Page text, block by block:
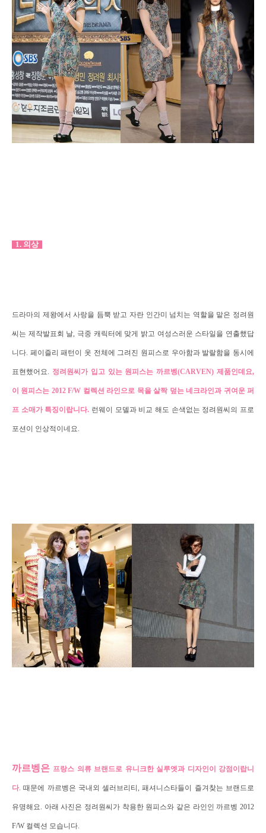
1. 의상
드라마의 제왕에서 사랑을 듬뿍 받고 자란 인간미 넘치는 역할을 맡은 정려원
씨는 제작발표회 날, 극중 캐릭터에 맞게 밝고 여성스러운 스타일을 연출했답
니다. 페이즐리 패턴이 옷 전체에 그려진 원피스로 우아함과 발랄함을 동시에
표현했어요. 정려원씨가 입고 있는 원피스는 까르벵(CARVEN) 제품인데요,
이 원피스는 2012 F/W 컬렉션 라인으로 목을 살짝 덮는 네크라인과 귀여운 퍼
프 소매가 특징이랍니다. 런웨이 모델과 비교 해도 손색없는 정려원씨의 프로
포션이 인상적이네요.
까르벵은 프랑스 의류 브랜드로 유니크한 실루엣과 디자인이 강점이랍니
다. 때문에 까르벵은 국내외 셀러브리티, 패셔니스타들이 즐겨찾는 브랜드로
유명해요. 아래 사진은 정려원씨가 착용한 원피스와 같은 라인인 까르벵 2012
F/W 컬렉션 모습니다.